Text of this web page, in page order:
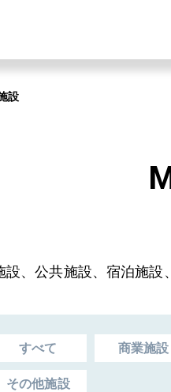
設
設、公共施設、宿泊施設
すべて 商業施設
その他施設